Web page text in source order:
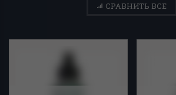
СРАВНИТЬ ВСЕ